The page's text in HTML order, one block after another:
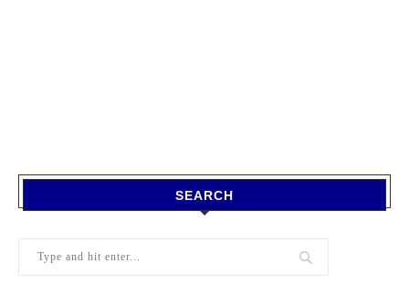
SEARCH